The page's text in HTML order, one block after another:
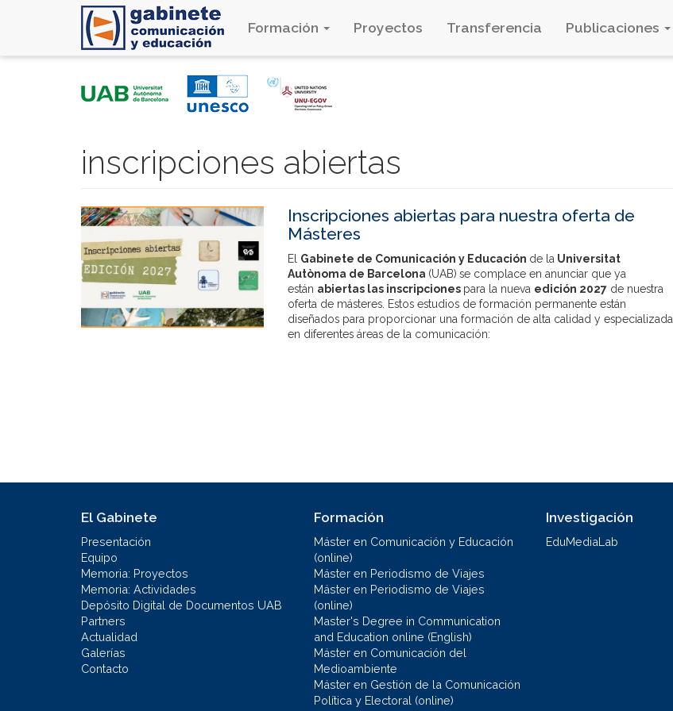
Formación Proyectos Transferencia Publicaciones
inscripciones abiertas
Inscripciones abiertas para nuestra oferta de
Másteres
El Gabinete de Comunicación y Educación de la Universitat
Autònoma de Barcelona (UAB) se complace en anunciar que ya
están abiertas las inscripciones para la nueva edición 2027de nuestra
oferta de másteres. Estos estudios de formación permanente están
diseñados para proporcionar una formación de alta calidad y especializada
en diferentes áreas de la comunicación:
El Gabinete
Presentación
Equipo
Memoria: Proyectos
Memoria: Actividades
Depósito Digital de Documentos UAB
Partners
Actualidad
Galerías
Contacto
Formación
Máster en Comunicación y Educación
(online)
Máster en Periodismo de Viajes
Máster en Periodismo de Viajes
(online)
Master's Degree in Communication
and Education online (English)
Máster en Comunicación del
Medioambiente
Máster en Gestión de la Comunicación
Política y Electoral (online)
Investigación
EduMediaLab